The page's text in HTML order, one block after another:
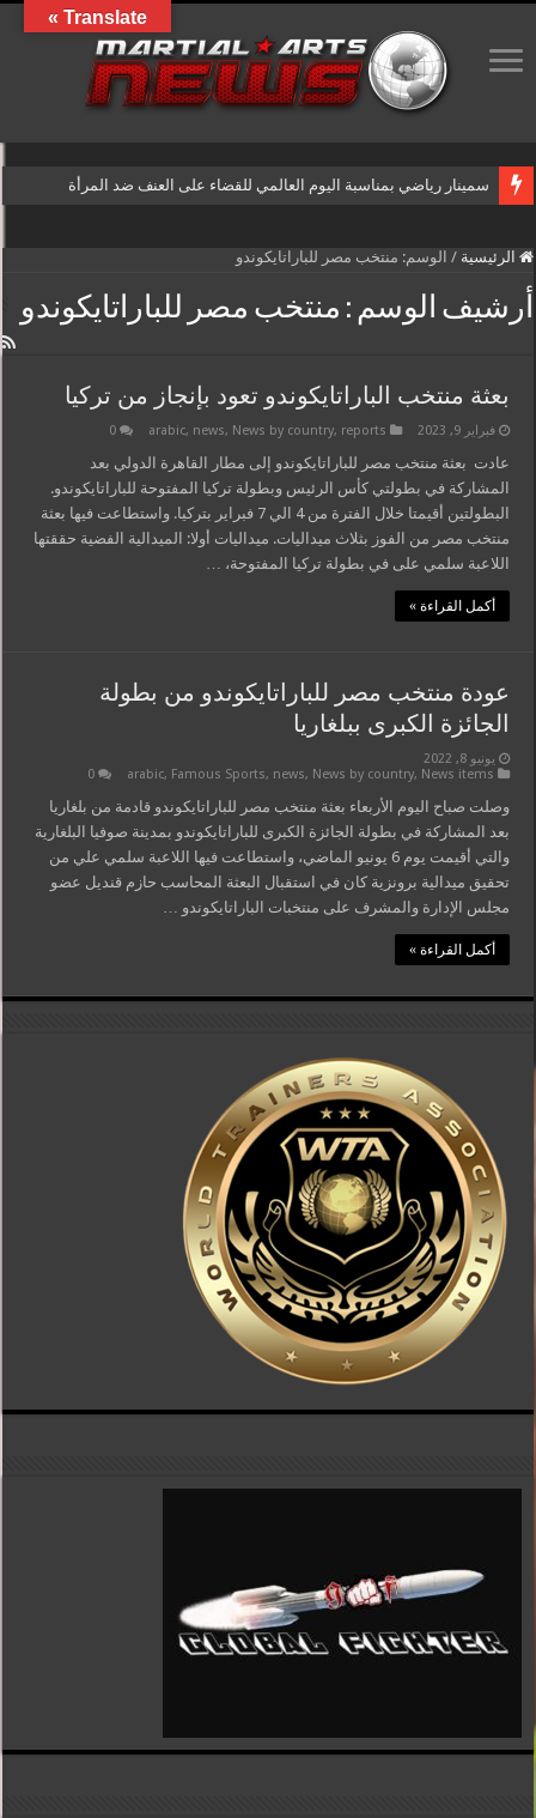
سمينار رياضي بمناسبة اليوم العالمي للقضاء على العنف ضد المرأة
الرئيسية / الوسم: منتخب مصر للباراتايكوندو
أرشيف الوسم : منتخب مصر للباراتايكوندو
بعثة منتخب الباراتايكوندو تعود بإنجاز من تركيا
فبراير 9, 2023 arabic, news, News by country, reports
0
عادت بعثة منتخب مصر للباراتايكوندو إلى مطار القاهرة الدولي بعد
المشاركة في بطولتي كأس الرئيس وبطولة تركيا المفتوحة للباراتايكوندو.
البطولتين أقيمتا خلال الفترة من 4 الي 7 فبراير بتركيا. واستطاعت فيها بعثة
منتخب مصر من الفوز بثلاث ميداليات. ميداليات أولا: الميدالية الفضية حققتها
اللاعبة سلمي على في بطولة تركيا المفتوحة، …
أكمل القراءة »
عودة منتخب مصر للباراتايكوندو من بطولة
الجائزة الكبرى ببلغاريا
يونيو 8, 2022
arabic, Famous Sports, news, News by country, News items
0
وصلت صباح اليوم الأربعاء بعثة منتخب مصر للباراتايكوندو قادمة من بلغاريا
بعد المشاركة في بطولة الجائزة الكبرى للباراتايكوندو بمدينة صوفيا البلغارية
والتي أقيمت يوم 6 يونيو الماضي، واستطاعت فيها اللاعبة سلمي علي من
تحقيق ميدالية برونزية كان في استقبال البعثة المحاسب حازم قنديل عضو
مجلس الإدارة والمشرف على منتخبات الباراتايكوندو …
أكمل القراءة »
Translate »